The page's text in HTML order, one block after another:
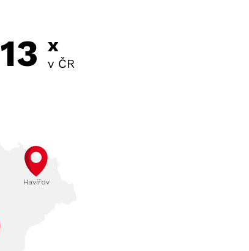
Havířov
13 x
v ČR